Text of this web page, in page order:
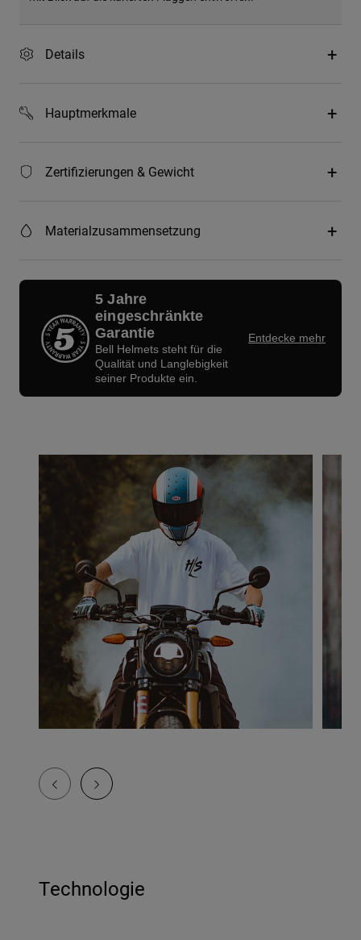
Details
Hauptmerkmale
Zertifizierungen & Gewicht
Materialzusammensetzung
5 Jahre
eingeschränkte
Garantie
Bell Helmets steht für die
Qualität und Langlebigkeit
seiner Produkte ein.
Entdecke mehr
Technologie